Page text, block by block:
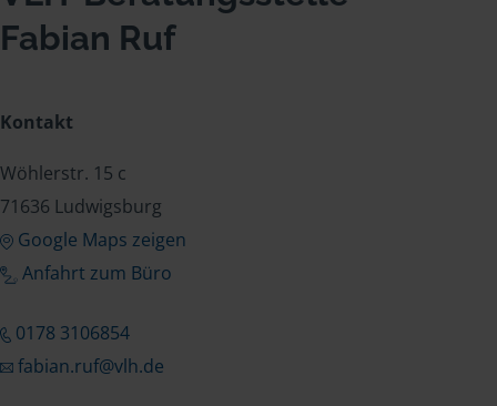
Fabian Ruf
Kontakt
Wöhlerstr. 15 c
71636 Ludwigsburg
Google Maps zeigen
Anfahrt zum Büro
0178 3106854
fabian.ruf@vlh.de